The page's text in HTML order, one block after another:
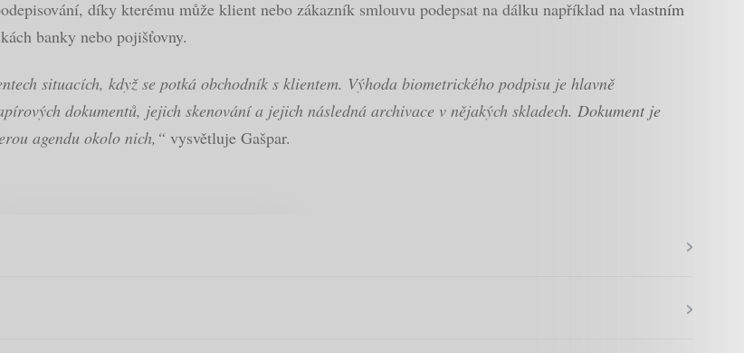
díky kterému může klient nebo zákazník smlouvu podepsat na dálku například na vlastním
banky nebo pojišťovny.
situacích, když se potká obchodník s klientem. Výhoda biometrického podpisu je hlavně
dokumentů, jejich skenování a jejich následná archivace v nějakých skladech. Dokument je
agendu okolo nich,“ vysvětluje Gašpar.